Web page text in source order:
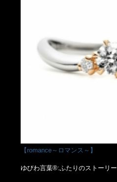
【romance～ロマンス～】
ゆびわ言葉®:ふたりのストーリー